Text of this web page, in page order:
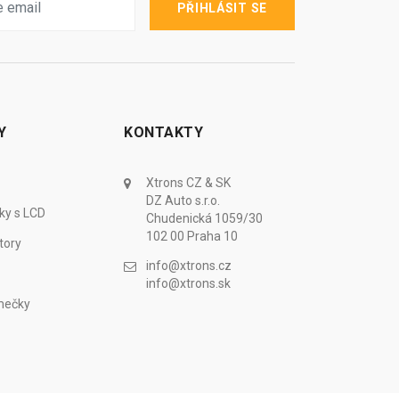
PŘIHLÁSIT SE
s LCD
KONTAKTY
Xtrons CZ & SK
DZ Auto s.r.o.
Chudenická 1059/30
102 00 Praha 10
info@xtrons.cz
info@xtrons.sk